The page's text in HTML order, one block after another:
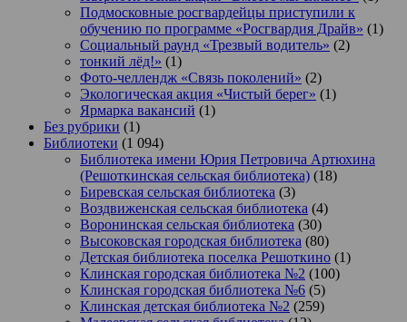
Подмосковные росгвардейцы приступили к
обучению по программе «Росгвардия Драйв» (1)
Социальный раунд «Трезвый водитель» (2)
тонкий лёд!» (1)
Фото-челлендж «Связь поколений» (2)
Экологическая акция «Чистый берег» (1)
Ярмарка вакансий (1)
Без рубрики (1)
Библиотеки (1 094)
Библиотека имени Юрия Петровича Артюхина
(Решоткинская сельская библиотека) (18)
Биревская сельская библиотека (3)
Воздвиженская сельская библиотека (4)
Воронинская сельская библиотека (30)
Высоковская городская библиотека (80)
Детская библиотека поселка Решоткино (1)
Клинская городская библиотека №2 (100)
Клинская городская библиотека №6 (5)
Клинская детская библиотека №2 (259)